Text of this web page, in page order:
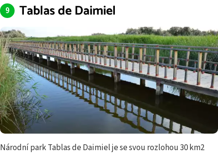
Tablas de Daimiel
Národní park Tablas de Daimiel je se svou rozlohou 30 km2